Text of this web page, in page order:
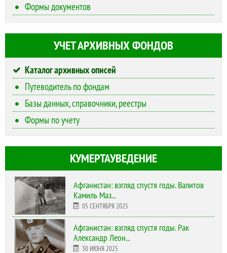
Формы документов
УЧЕТ АРХИВНЫХ ФОНДОВ
Каталог архивных описей
Путеводитель по фондам
Базы данных, справочники, реестры
Формы по учету
КУМЕРТАУВЕДЕНИЕ
Афганистан: взгляд спустя годы. Валитов
Камиль Маз...
05 СЕНТЯБРЯ 2025
Афганистан: взгляд спустя годы. Рак
Александр Леон...
30 ИЮНЯ 2025